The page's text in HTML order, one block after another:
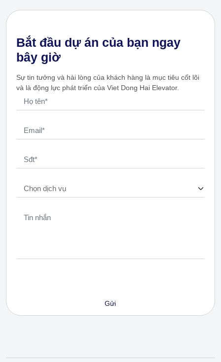
Bắt đầu dự án của bạn ngay
bây giờ
Sự tin tưởng và hài lòng của khách hàng là mục tiêu cốt lõi
và là động lực phát triển của Viet Dong Hai Elevator.